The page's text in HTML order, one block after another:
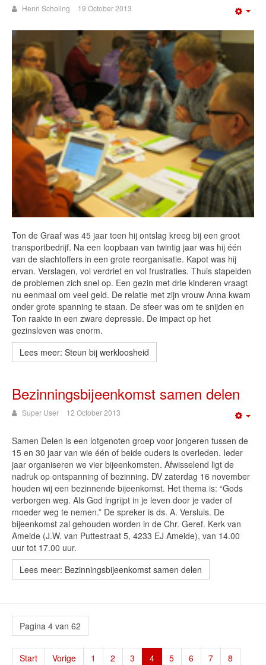
Henri Scholing 19 October 2013
Ton de Graaf was 45 jaar toen hij ontslag kreeg bij een groot
transportbedrijf. Na een loopbaan van twintig jaar was hij één
van de slachtoffers in een grote reorganisatie. Kapot was hij
ervan. Verslagen, vol verdriet en vol frustraties. Thuis stapelden
de problemen zich snel op. Een gezin met drie kinderen vraagt
nu eenmaal om veel geld. De relatie met zijn vrouw Anna kwam
onder grote spanning te staan. De sfeer was om te snijden en
Ton raakte in een zware depressie. De impact op het
gezinsleven was enorm.
Lees meer: Steun bij werkloosheid
Bezinningsbijeenkomst samen delen
Super User 12 October 2013
Samen Delen is een lotgenoten groep voor jongeren tussen de
15 en 30 jaar van wie één of beide ouders is overleden. Ieder
jaar organiseren we vier bijeenkomsten. Afwisselend ligt de
nadruk op ontspanning of bezinning. DV zaterdag 16 november
houden wij een bezinnende bijeenkomst. Het thema is: “Gods
verborgen weg. Als God ingrijpt in je leven door je vader of
moeder weg te nemen.” De spreker is ds. A. Versluis. De
bijeenkomst zal gehouden worden in de Chr. Geref. Kerk van
Ameide (J.W. van Puttestraat 5, 4233 EJ Ameide), van 14.00
uur tot 17.00 uur.
Lees meer: Bezinningsbijeenkomst samen delen
Pagina 4 van 62
Start Vorige 1 2 3 4 5 6 7 8